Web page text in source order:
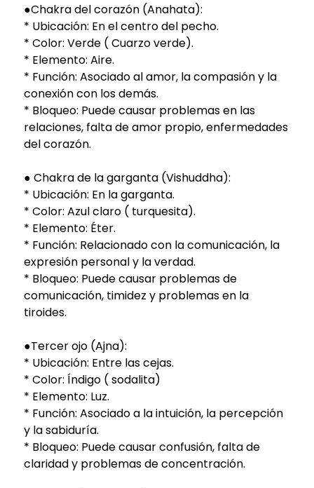
●Chakra del corazón (Anahata):
* Ubicación: En el centro del pecho.
* Color: Verde ( Cuarzo verde).
* Elemento: Aire.
* Función: Asociado al amor, la compasión y la
conexión con los demás.
* Bloqueo: Puede causar problemas en las
relaciones, falta de amor propio, enfermedades
del corazón.
● Chakra de la garganta (Vishuddha):
* Ubicación: En la garganta.
* Color: Azul claro ( turquesita).
* Elemento: Éter.
* Función: Relacionado con la comunicación, la
expresión personal y la verdad.
* Bloqueo: Puede causar problemas de
comunicación, timidez y problemas en la
tiroides.
●Tercer ojo (Ajna):
* Ubicación: Entre las cejas.
* Color: Índigo ( sodalita)
* Elemento: Luz.
* Función: Asociado a la intuición, la percepción
y la sabiduría.
* Bloqueo: Puede causar confusión, falta de
claridad y problemas de concentración.